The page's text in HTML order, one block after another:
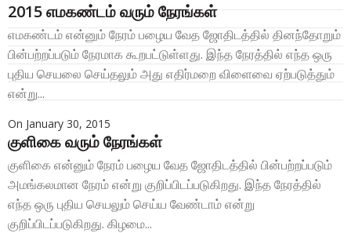
2015 எமகண்டம் வரும் நேரங்கள்
எமகண்டம் என்னும் நேரம் பழைய வேத ஜோதிடத்தில் தினந்தோறும்
பின்பற்றப்படும் நேரமாக கூறபட்டுள்ளது. இந்த நேரத்தில் எந்த ஒரு
புதிய செயலை செய்தலும் அது எதிர்மறை விளைவை ஏற்படுத்தும்
என்று...
On January 30, 2015
குளிகை வரும் நேரங்கள்
குளிகை என்னும் நேரம் பழைய வேத ஜோதிடத்தில் பின்பற்றப்படும்
அமங்கலமான நேரம் என்று குறிப்பிடப்படுகிறது. இந்த நேரத்தில்
எந்த ஒரு புதிய செயலும் செய்ய வேண்டாம் என்று
குறிப்பிடப்படுகிறது. கிழமை...